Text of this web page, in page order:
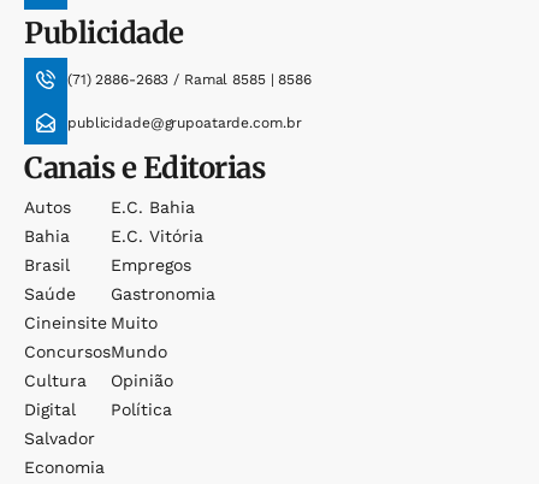
Publicidade
(71) 2886-2683 / Ramal 8585 | 8586
publicidade@grupoatarde.com.br
Canais e Editorias
Autos
Bahia
Brasil
Saúde
Cineinsite
Concursos
Cultura
Digital
Salvador
Economia
E.c. Bahia
E.c. Vitória
Empregos
Gastronomia
Muito
Mundo
Opinião
Política